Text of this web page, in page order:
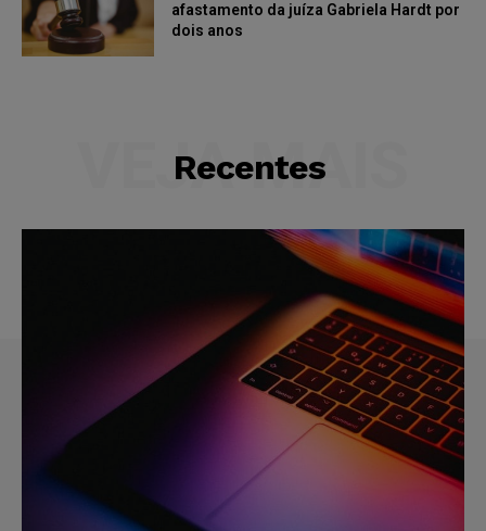
afastamento da juíza Gabriela Hardt por
dois anos
Recentes
VEJA MAIS